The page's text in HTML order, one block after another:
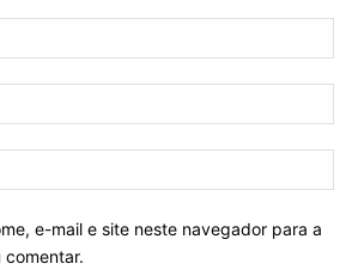
e-mail e site neste navegador para a